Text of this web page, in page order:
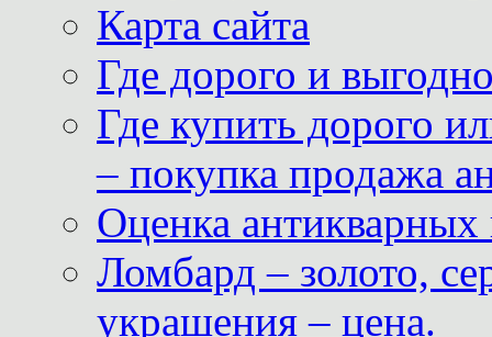
Карта сайта
Где дорого и
Где купить дорого
– покупка продажа
Оценка антикварных
Ломбард – золото,
украшения – цена.